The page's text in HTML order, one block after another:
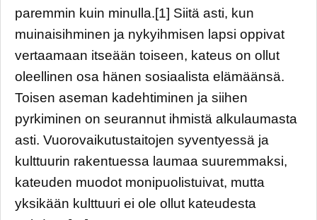
paremmin kuin minulla.[1] Siitä asti, kun
muinaisihminen ja nykyihmisen lapsi oppivat
vertaamaan itseään toiseen, kateus on ollut
oleellinen osa hänen sosiaalista elämäänsä.
Toisen aseman kadehtiminen ja siihen
pyrkiminen on seurannut ihmistä alkulaumasta
asti. Vuorovaikutustaitojen syventyessä ja
kulttuurin rakentuessa laumaa suuremmaksi,
kateuden muodot monipuolistuivat, mutta
yksikään kulttuuri ei ole ollut kateudesta